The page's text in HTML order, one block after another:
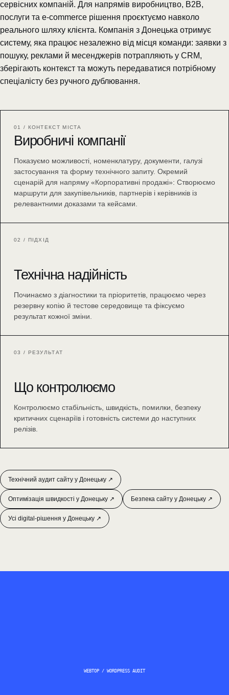
сервісних компаній. Для напрямів виробництво, B2B,
послуги та e-commerce рішення проєктуємо навколо
реального шляху клієнта. Компанія з Донецька отримує
систему, яка працює незалежно від місця команди: заявки з
пошуку, реклами й месенджерів потрапляють у CRM,
зберігають контекст та можуть передаватися потрібному
спеціалісту без ручного дублювання.
01 / КОНТЕКСТ МІСТА
Виробничі компанії
Показуємо можливості, номенклатуру, документи, галузі
застосування та форму технічного запиту. Окремий
сценарій для напряму «Корпоративні продажі»: Створюємо
маршрути для закупівельників, партнерів і керівників із
релевантними доказами та кейсами.
02 / ПІДХІД
Технічна надійність
Починаємо з діагностики та пріоритетів, працюємо через
резервну копію й тестове середовище та фіксуємо
результат кожної зміни.
03 / РЕЗУЛЬТАТ
Що контролюємо
Контролюємо стабільність, швидкість, помилки, безпеку
критичних сценаріїв і готовність системи до наступних
релізів.
Технічний аудит сайту у Донецьку ↗
Оптимізація швидкості у Донецьку ↗ Безпека сайту у Донецьку ↗
Усі digital-рішення у Донецьку ↗
WEBTOP / WORDPRESS AUDIT